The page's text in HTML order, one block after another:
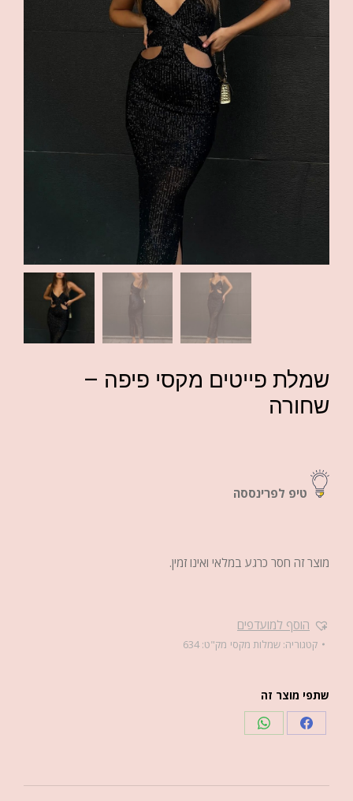
שמלת פייטים מקסי פיפה –
שחורה
טיפ לפרינססה
מוצר זה חסר כרגע במלאי ואינו זמין.
הוסף למועדפים
קטגוריה: שמלות מקסי מק"ט:634
שתפי מוצר זה